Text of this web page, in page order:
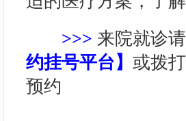
>>> 来院就诊
约挂号平台】 或拨
预约